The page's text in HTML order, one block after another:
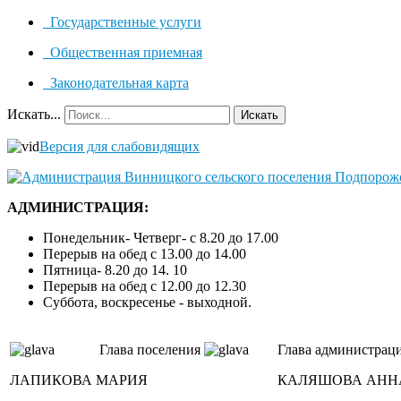
Государственные услуги
Общественная приемная
Законодательная карта
Искать... Искать
Версия для слабовидящих
АДМИНИСТРАЦИЯ:
Понедельник- Четверг- с 8.20 до 17.00
Перерыв на обед с 13.00 до 14.00
Пятница- 8.20 до 14. 10
Перерыв на обед с 12.00 до 12.30
Суббота, воскресенье - выходной.
Глава поселения
ЛАПИКОВА МАРИЯ
Глава
КАЛЯШОВА